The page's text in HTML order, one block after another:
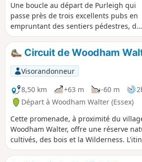
Une boucle au départ de Purleigh qui
passe près de trois excellents pubs en
empruntant des sentiers pédestres, des
chemins équestres, des chemins de
traverse et de courts tronçons de routes
de campagne. Elle rejoint St Peter's
à plusieurs endroits, suit une voie
ferrée désaffectée et traverse des
vignobles avant de rejoindre un
aérodrome de la Première Guerre
mondiale. Une balade pour toutes les
saisons, même si certains tronçons
peuvent être boueux après la pluie.
Consulte la section « Informations
» pour obtenir des informations
Circuit de Woodham
Visorandonneur
8,50 km
+63 m -60 m
Départ à Woodham Walter (Essex)
Cette promenade, à proximité du
Woodham Walter, offre une réserve
cultivés, des bois et la Wilderness.
principalement des chemins